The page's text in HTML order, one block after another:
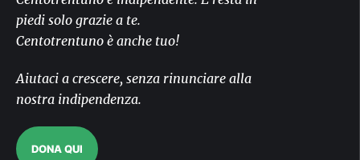
piedi solo grazie a te.
Centotrentuno è anche tuo!
Aiutaci a crescere, senza rinunciare alla
nostra indipendenza.
DONA QUI